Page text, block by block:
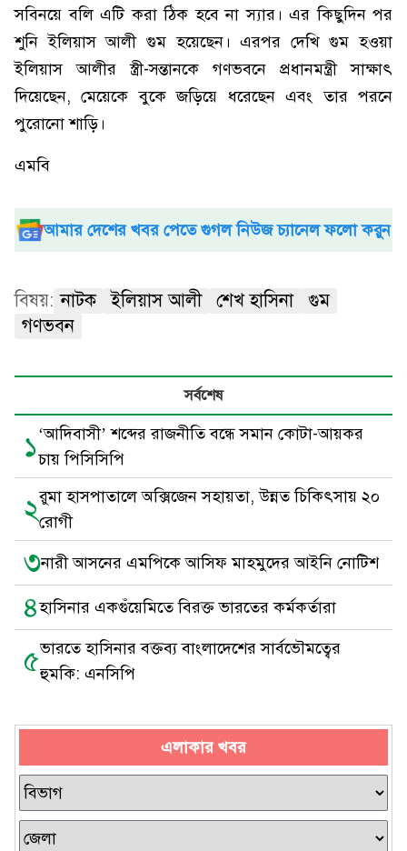
সবিনয়ে বলি এটি করা ঠিক হবে না স্যার। এর কিছুদিন পর
শুনি ইলিয়াস আলী গুম হয়েছেন। এরপর দেখি গুম হওয়া
ইলিয়াস আলীর স্ত্রী-সন্তানকে গণভবনে প্রধানমন্ত্রী সাক্ষাৎ
দিয়েছেন, মেয়েকে বুকে জড়িয়ে ধরেছেন এবং তার পরনে
পুরোনো শাড়ি।
এমবি
আমার দেশের খবর পেতে গুগল নিউজ চ্যানেল ফলো করুন
বিষয়: নাটক ইলিয়াস আলী শেখ হাসিনা
গুম
গণভবন
সর্বশেষ
১‘আদিবাসী’ শব্দের রাজনীতি বন্ধে সমান কোটা-আয়কর
চায় পিসিসিপি
২রুমা হাসপাতালে অক্সিজেন সহায়তা, উন্নত চিকিৎসায় ২০
রোগী
৩নারী আসনের এমপিকে আসিফ মাহমুদের আইনি নোটিশ
৪হাসিনার একগুঁয়েমিতে বিরক্ত ভারতের কর্মকর্তারা
৫ভারতে হাসিনার বক্তব্য বাংলাদেশের সার্বভৌমত্বের
হুমকি: এনসিপি
এলাকার খবর